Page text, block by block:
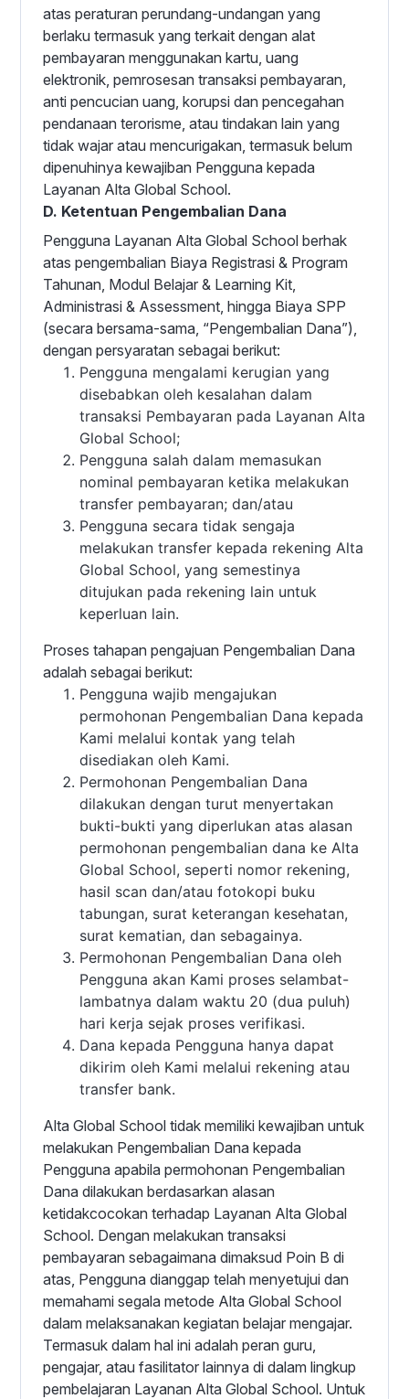
atas peraturan perundang-undangan yang
berlaku termasuk yang terkait dengan alat
pembayaran menggunakan kartu, uang
elektronik, pemrosesan transaksi pembayaran,
anti pencucian uang, korupsi dan pencegahan
pendanaan terorisme, atau tindakan lain yang
tidak wajar atau mencurigakan, termasuk belum
dipenuhinya kewajiban Pengguna kepada
Layanan Alta Global School.
D. Ketentuan Pengembalian Dana
Pengguna Layanan Alta Global School berhak
atas pengembalian Biaya Registrasi & Program
Tahunan, Modul Belajar & Learning Kit,
Administrasi & Assessment, hingga Biaya SPP
(secara bersama-sama, “Pengembalian Dana”),
dengan persyaratan sebagai berikut:
Pengguna mengalami kerugian yang
disebabkan oleh kesalahan dalam
transaksi Pembayaran pada Layanan Alta
Global School;
Pengguna salah dalam memasukan
nominal pembayaran ketika melakukan
transfer pembayaran; dan/atau
Pengguna secara tidak sengaja
melakukan transfer kepada rekening Alta
Global School, yang semestinya
ditujukan pada rekening lain untuk
keperluan lain.
Proses tahapan pengajuan Pengembalian Dana
adalah sebagai berikut:
Pengguna wajib mengajukan
permohonan Pengembalian Dana kepada
Kami melalui kontak yang telah
disediakan oleh Kami.
Permohonan Pengembalian Dana
dilakukan dengan turut menyertakan
bukti-bukti yang diperlukan atas alasan
permohonan pengembalian dana ke Alta
Global School, seperti nomor rekening,
hasil scan dan/atau fotokopi buku
tabungan, surat keterangan kesehatan,
surat kematian, dan sebagainya.
Permohonan Pengembalian Dana oleh
Pengguna akan Kami proses selambat-
lambatnya dalam waktu 20 (dua puluh)
hari kerja sejak proses verifikasi.
Dana kepada Pengguna hanya dapat
dikirim oleh Kami melalui rekening atau
transfer bank.
Alta Global School tidak memiliki kewajiban untuk
melakukan Pengembalian Dana kepada
Pengguna apabila permohonan Pengembalian
Dana dilakukan berdasarkan alasan
ketidakcocokan terhadap Layanan Alta Global
School. Dengan melakukan transaksi
pembayaran sebagaimana dimaksud Poin B di
atas, Pengguna dianggap telah menyetujui dan
memahami segala metode Alta Global School
dalam melaksanakan kegiatan belajar mengajar.
Termasuk dalam hal ini adalah peran guru,
pengajar, atau fasilitator lainnya di dalam lingkup
pembelajaran Layanan Alta Global School. Untuk